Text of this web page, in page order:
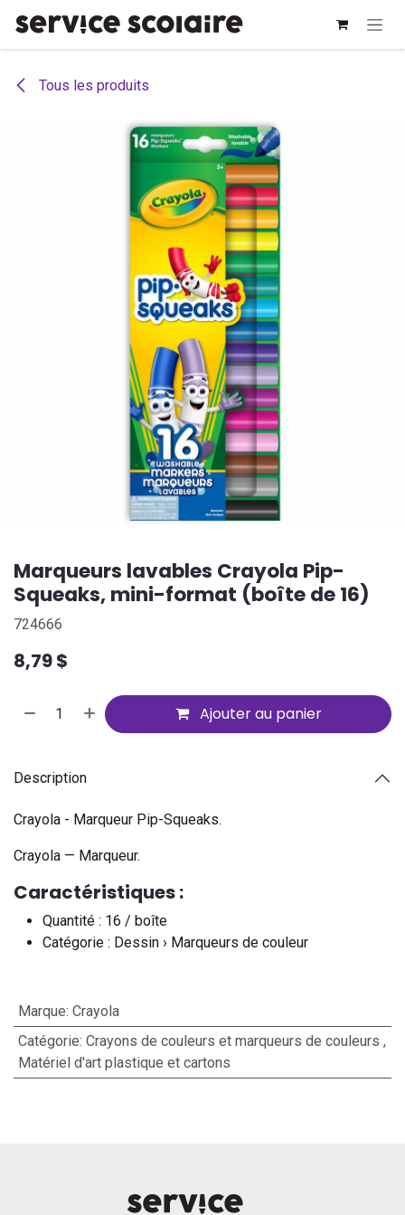
Tous les produits
Marqueurs lavables Crayola Pip-
Squeaks, mini-format (boîte de 16)
724666
8,79$
Ajouter au panier
Description
Crayola - Marqueur Pip-Squeaks.
Crayola — Marqueur.
Caractéristiques :
Quantité : 16 / boîte
Catégorie : Dessin › Marqueurs de couleur
Marque: Crayola
Catégorie: Crayons de couleurs et marqueurs de couleurs ,
Matériel d'art plastique et cartons